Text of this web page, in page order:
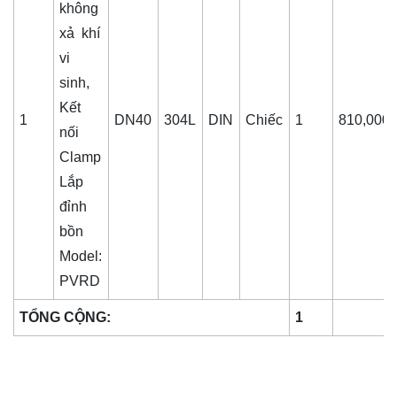
1
không
xả khí
vi
sinh,
Kết
nối
Clamp
Lắp
đỉnh
bồn
Model:
PVRD
DN40 304L DIN Chiếc 1 810,000
TỔNG CỘNG: 1